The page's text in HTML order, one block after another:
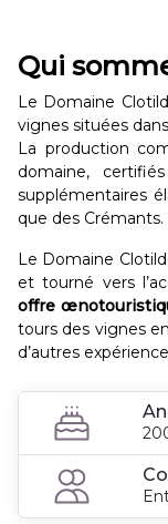
Qui
Le Domaine
vignes situées dans
La production
domaine,
supplémentaires
que des Crémants.
Le Domaine
et tourné vers
offre
tours des vignes
d’autres